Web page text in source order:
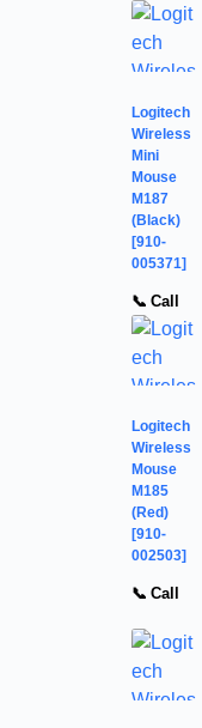
Logitech
Wireless
Mini
Mouse
M187
(Black)
[910-
005371]
📞 Call
Logitech
Wireless
Mouse
M185
(Red)
[910-
002503]
📞 Call